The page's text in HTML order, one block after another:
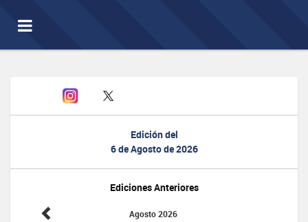
Toggle
navigation
Edición del
6 de Agosto de 2026
Ediciones Anteriores
Agosto 2026